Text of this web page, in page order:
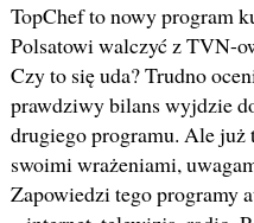
TopChef to nowy program
Polsatowi walczyć z TVN-
Czy to się uda? Trudno
prawdziwy bilans wyjdzie
drugiego programu. Ale już
swoimi wrażeniami,
Zapowiedzi tego programy